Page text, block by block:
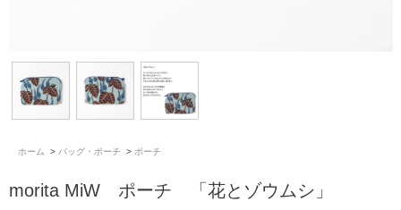
ホーム > バッグ・ポーチ > ポーチ
morita MiW ポーチ 「花とゾウムシ」